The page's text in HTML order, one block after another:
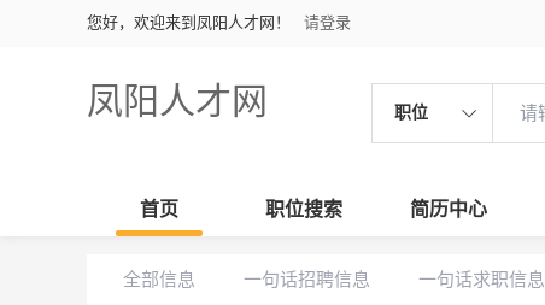
您好，欢迎来到凤阳人才网！ 请登录
凤阳人才网 职位
首页 职位搜索 简历中心
全部信息 一句话招聘信息 一句话求职信息